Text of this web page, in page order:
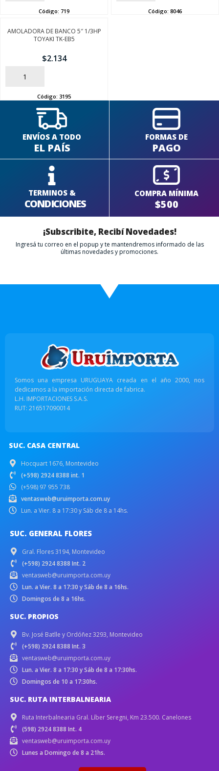
Código: 719 Código: 8046
AMOLADORA DE BANCO 5″ 1/3HP
TOYAKI TK-EB5
$2.134
AÑADIR
Código: 3195
ENVÍOS A TODO
EL PAÍS
FORMAS DE
PAGO
TERMINOS &
CONDICIONES
COMPRA MÍNIMA
$500
¡Subscribite, Recibí Novedades!
Ingresá tu correo en el popup y te mantendremos informado de las
últimas novedades y promociones.
Somos una empresa URUGUAYA creada en el año 2000, nos
dedicamos a la importación directa de fabrica.
L.H. IMPORTACIONES S.A.S.
RUT: 216517090014
SUC. CASA CENTRAL
Hocquart 1676, Montevideo
(+598) 2924 8388 int. 1
(+598) 97 955 738
ventasweb@uruimporta.com.uy
Lun. a Vier. 8 a 17:30 y Sáb de 8 a 14hs.
SUC. GENERAL FLORES
Gral. Flores 3194, Montevideo
(+598) 2924 8388 Int. 2
ventasweb@uruimporta.com.uy
Lun. a Vier. 8 a 17:30 y Sáb de 8 a 16hs.
Domingos de 8 a 16hs.
SUC. PROPIOS
Bv. José Batlle y Ordóñez 3293, Montevideo
(+598) 2924 8388 Int. 3
ventasweb@uruimporta.com.uy
Lun. a Vier. 8 a 17:30 y Sáb de 8 a 17:30hs.
Domingos de 10 a 17:30hs.
SUC. RUTA INTERBALNEARIA
Ruta Interbalnearia Gral. Líber Seregni, Km 23.500. Canelones
(598) 2924 8388 Int. 4
ventasweb@uruimporta.com.uy
Lunes a Domingo de 8 a 21hs.